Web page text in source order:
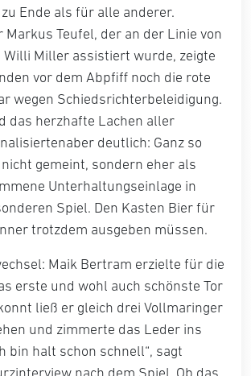
Ende als für alle anderer.
Markus Teufel, der an der Linie von
Willi Miller assistiert wurde, zeigte
vor dem Abpfiff noch die rote
wegen Schiedsrichterbeleidigung.
das herzhafte Lachen aller
deutlich: Ganz so
gemeint, sondern eher als
Unterhaltungseinlage in
Spiel. Den Kasten Bier für
trotzdem ausgeben müssen.
Maik Bertram erzielte für die
erste und wohl auch schönste Tor
ließ er gleich drei Vollmaringer
und zimmerte das Leder ins
bin halt schon schnell“, sagt
nach dem Spiel. Ob das